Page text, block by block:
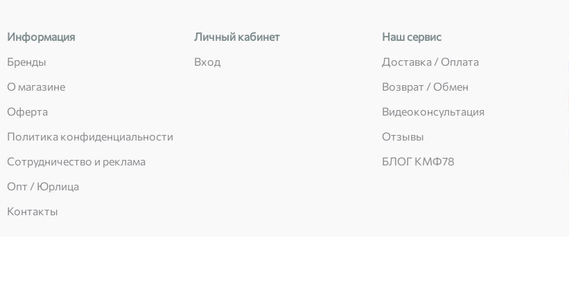
Информация
Бренды
О магазине
Оферта
Политика конфиденциальности
Сотрудничество и реклама
Опт / Юрлица
Контакты
Личный кабинет
Вход
Наш сервис
Доставка / Оплата
Возврат / Обмен
Видеоконсультация
Отзывы
БЛОГ КМФ78